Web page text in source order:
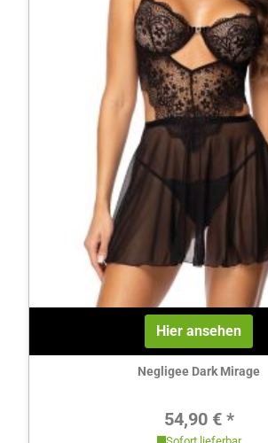
Hier ansehen
Negligee Dark Mirage
Regulärer
54,90 € *